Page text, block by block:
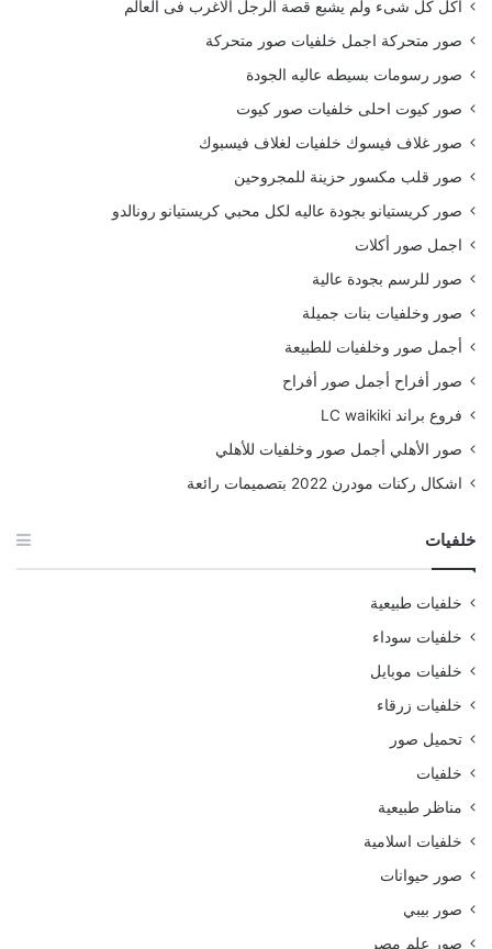
أكل كل شىء ولم يشبع قصة الرجل الاغرب فى العالم
صور متحركة اجمل خلفيات صور متحركة
صور رسومات بسيطه عاليه الجودة
صور كيوت احلى خلفيات صور كيوت
صور غلاف فيسوك خلفيات لغلاف فيسبوك
صور قلب مكسور حزينة للمجروحين
صور كريستيانو بجودة عاليه لكل محبي كريستيانو رونالدو
اجمل صور أكلات
صور للرسم بجودة عالية
صور وخلفيات بنات جميلة
أجمل صور وخلفيات للطبيعة
صور أفراح أجمل صور أفراح
فروع براند LC waikiki
صور الأهلي أجمل صور وخلفيات للأهلي
اشكال ركنات مودرن 2022 بتصميمات رائعة
خلفيات
خلفيات طبيعية
خلفيات سوداء
خلفيات موبايل
خلفيات زرقاء
تحميل صور
خلفيات
مناظر طبيعية
خلفيات اسلامية
صور حيوانات
صور بيبي
صور علم مصر